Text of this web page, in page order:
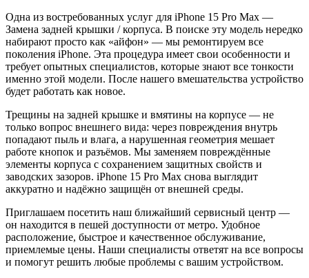
Одна из востребованных услуг для iPhone 15 Pro Max —
Замена задней крышки / корпуса. В поиске эту модель нередко
набирают просто как «айфон» — мы ремонтируем все
поколения iPhone. Эта процедура имеет свои особенности и
требует опытных специалистов, которые знают все тонкости
именно этой модели. После нашего вмешательства устройство
будет работать как новое.
Трещины на задней крышке и вмятины на корпусе — не
только вопрос внешнего вида: через повреждения внутрь
попадают пыль и влага, а нарушенная геометрия мешает
работе кнопок и разъёмов. Мы заменяем повреждённые
элементы корпуса с сохранением защитных свойств и
заводских зазоров. iPhone 15 Pro Max снова выглядит
аккуратно и надёжно защищён от внешней среды.
Приглашаем посетить наш ближайший сервисный центр —
он находится в пешей доступности от метро. Удобное
расположение, быстрое и качественное обслуживание,
приемлемые цены. Наши специалисты ответят на все вопросы
и помогут решить любые проблемы с вашим устройством.